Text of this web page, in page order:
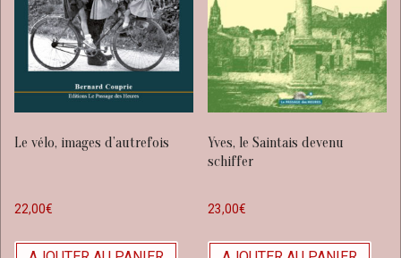
Le vélo, images d’autrefois
22,00€
Yves, le Saintais devenu
schiffer
23,00€